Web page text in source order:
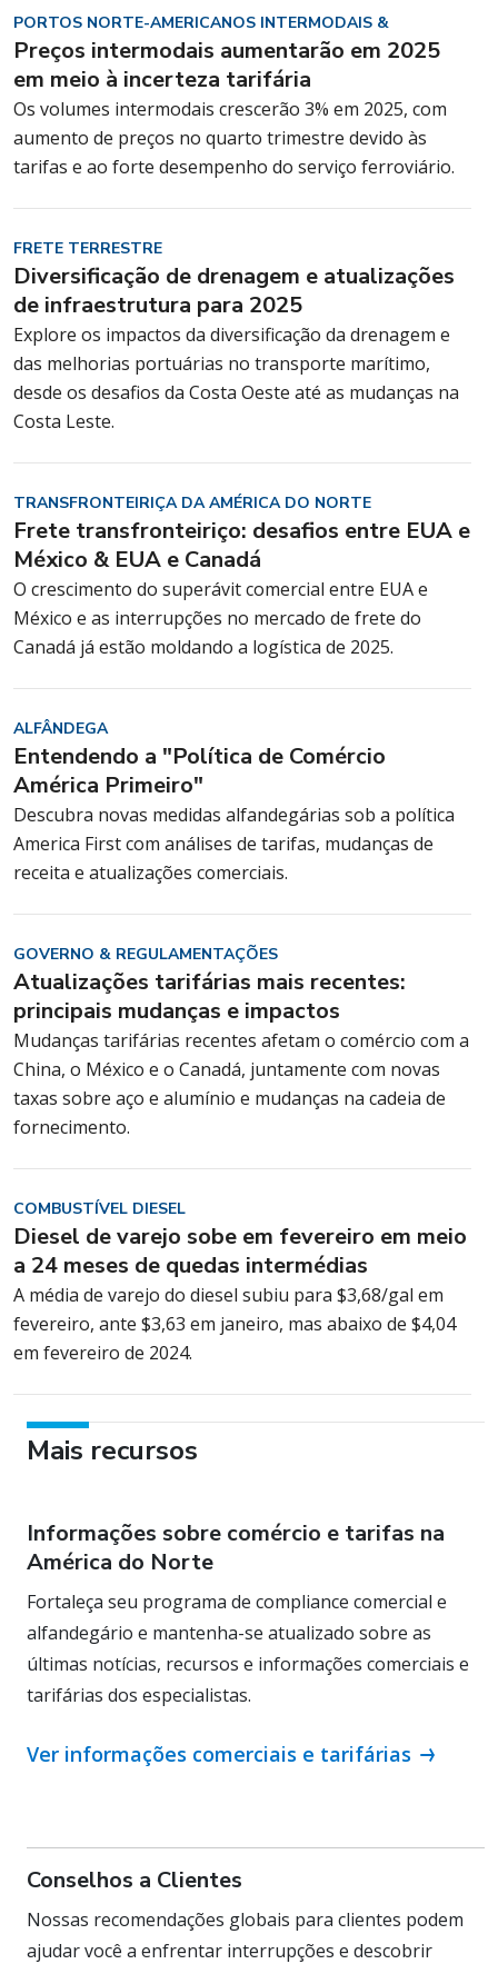
PORTOS NORTE-AMERICANOS INTERMODAIS &
Preços intermodais aumentarão em 2025
em meio à incerteza tarifária
Os volumes intermodais crescerão 3% em 2025, com
aumento de preços no quarto trimestre devido às
tarifas e ao forte desempenho do serviço ferroviário.
FRETE TERRESTRE
Diversificação de drenagem e atualizações
de infraestrutura para 2025
Explore os impactos da diversificação da drenagem e
das melhorias portuárias no transporte marítimo,
desde os desafios da Costa Oeste até as mudanças na
Costa Leste.
TRANSFRONTEIRIÇA DA AMÉRICA DO NORTE
Frete transfronteiriço: desafios entre EUA e
México & EUA e Canadá
O crescimento do superávit comercial entre EUA e
México e as interrupções no mercado de frete do
Canadá já estão moldando a logística de 2025.
ALFÂNDEGA
Entendendo a "Política de Comércio
América Primeiro"
Descubra novas medidas alfandegárias sob a política
America First com análises de tarifas, mudanças de
receita e atualizações comerciais.
GOVERNO & REGULAMENTAÇÕES
Atualizações tarifárias mais recentes:
principais mudanças e impactos
Mudanças tarifárias recentes afetam o comércio com a
China, o México e o Canadá, juntamente com novas
taxas sobre aço e alumínio e mudanças na cadeia de
fornecimento.
COMBUSTÍVEL DIESEL
Diesel de varejo sobe em fevereiro em meio
a 24 meses de quedas intermédias
A média de varejo do diesel subiu para $3,68/gal em
fevereiro, ante $3,63 em janeiro, mas abaixo de $4,04
em fevereiro de 2024.
Mais recursos
Informações sobre comércio e tarifas na
América do Norte
Fortaleça seu programa de compliance comercial e
alfandegário e mantenha-se atualizado sobre as
últimas notícias, recursos e informações comerciais e
tarifárias dos especialistas.
Ver informações comerciais e tarifárias
Conselhos a Clientes
Nossas recomendações globais para clientes podem
ajudar você a enfrentar interrupções e descobrir